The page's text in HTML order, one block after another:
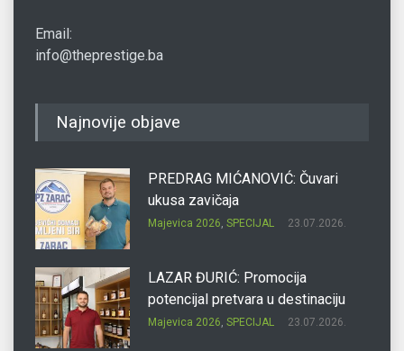
Email:
info@theprestige.ba
Najnovije objave
PREDRAG MIĆANOVIĆ: Čuvari
ukusa zavičaja
Majevica 2026, SPECIJAL 23.07.2026.
LAZAR ĐURIĆ: Promocija
potencijal pretvara u destinaciju
Majevica 2026, SPECIJAL 23.07.2026.